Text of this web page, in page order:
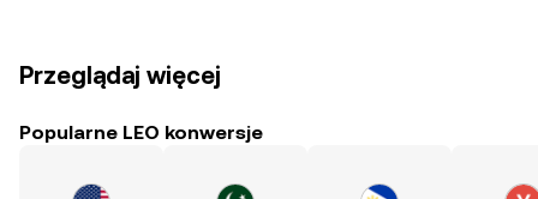
Przeglądaj więcej
Popularne LEO konwersje